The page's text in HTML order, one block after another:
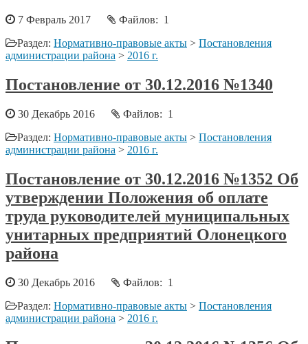
7 Февраль 2017
Файлов: 1
Раздел: Нормативно-правовые акты > Постановления
администрации района > 2016 г.
Постановление от 30.12.2016 №1340
30 Декабрь 2016
Файлов: 1
Раздел: Нормативно-правовые акты > Постановления
администрации района > 2016 г.
Постановление от 30.12.2016 №1352 Об
утверждении Положения об оплате
труда руководителей муниципальных
унитарных предприятий Олонецкого
района
30 Декабрь 2016
Файлов: 1
Раздел: Нормативно-правовые акты > Постановления
администрации района > 2016 г.